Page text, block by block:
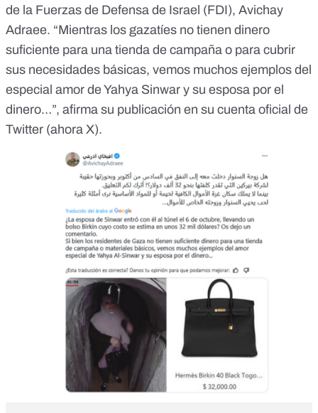
de la Fuerzas de Defensa de Israel (FDI), Avichay
Adraee. “Mientras los gazatíes no tienen dinero
suficiente para una tienda de campaña o para cubrir
sus necesidades básicas, vemos muchos ejemplos del
especial amor de Yahya Sinwar y su esposa por el
dinero…”, afirma su publicación en su cuenta oficial de
Twitter (ahora X).